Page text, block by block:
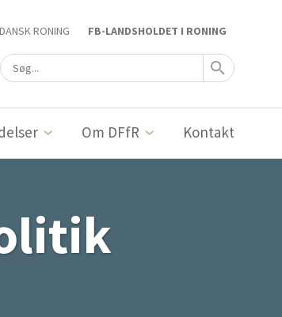
RONING FB-LANDSHOLDET I RONING
Om DFfR Kontakt